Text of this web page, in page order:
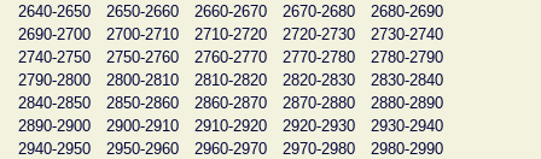
2640-2650
2650-2660 2660-2670 2670-2680
2680-2690
2690-2700
2700-2710 2710-2720 2720-2730
2730-2740
2740-2750
2750-2760 2760-2770 2770-2780
2780-2790
2790-2800
2800-2810 2810-2820 2820-2830
2830-2840
2840-2850
2850-2860 2860-2870 2870-2880
2880-2890
2890-2900
2900-2910 2910-2920 2920-2930
2930-2940
2940-2950
2950-2960 2960-2970 2970-2980
2980-2990